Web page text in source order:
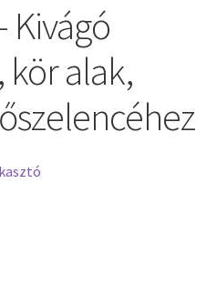
Kivágó
kör alak,